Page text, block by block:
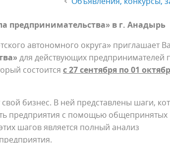
предпринимательства» в г. Анадырь
автономного округа» приглашает
для действующих предпринимателей
состоится с 27 сентября по 01
бизнес. В ней представлены шаги,
предприятия с помощью общепринятых
шагов является полный анализ